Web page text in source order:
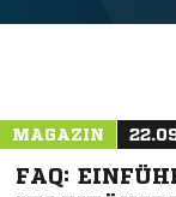
MAGAZIN
FAQ: